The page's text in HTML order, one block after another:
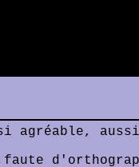
agréable, aussi
faute